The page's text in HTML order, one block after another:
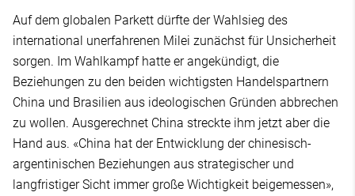
Auf dem globalen Parkett dürfte der Wahlsieg des
international unerfahrenen Milei zunächst für Unsicherheit
sorgen. Im Wahlkampf hatte er angekündigt, die
Beziehungen zu den beiden wichtigsten Handelspartnern
China und Brasilien aus ideologischen Gründen abbrechen
zu wollen. Ausgerechnet China streckte ihm jetzt aber die
Hand aus. «China hat der Entwicklung der chinesisch-
argentinischen Beziehungen aus strategischer und
langfristiger Sicht immer große Wichtigkeit beigemessen»,